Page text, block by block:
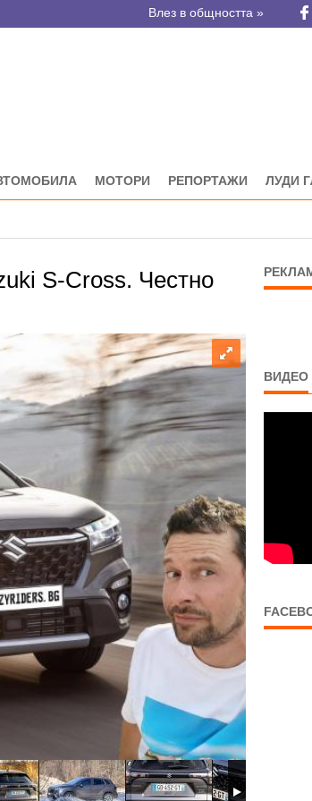
Влез в общността »
МОТОРИ РЕПОРТАЖИ ЛУДИ
S-Cross. Честно
ВИДЕО